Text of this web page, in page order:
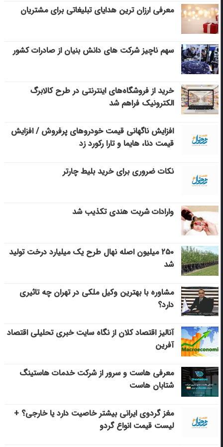
معرفی ارزان ترین هدایای تبلیغاتی برای مشتریان
سهم ناچیز شرکت های دانش بنیان از صادرات کشور
خرید از فروشگاه‌های اینترنتی در طرح کالابرگ
الکترونیک فراهم شد
افزایش ناگهانی قیمت خودروهای پرفروش / افزایش
قیمت دنا، هایما و تارا رکورد زد
نکات ضروری برای خرید بلیط چارتر
وارادات شربت هندی تکذیب شد
۲۵۰ میلیون اصله نهال طرح یک میلیارد درخت تولید
شد
مشاوره با بهترین وکیل ملکی در تهران چه تاثیری
دارد؟
آنالیز اقتصاد کلان از نگاه سایت خبری تحلیلی اقتصاد
آفرین
معرفی هاست و سرور از شرکت خدمات هاستینگ
شتابان هاست
مغز گردوی ایرانی بیشتر خاصیت دارد یا خارجی؟ +
لیست قیمت انواع گردو